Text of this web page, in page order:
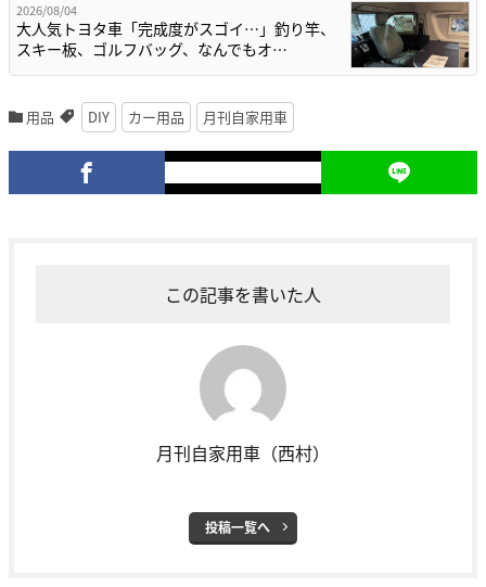
2026/08/04
大人気トヨタ車「完成度がスゴイ…」釣り竿、
スキー板、ゴルフバッグ、なんでもオ…
用品 DIY カー用品 月刊自家用車
この記事を書いた人
月刊自家用車（西村）
投稿一覧へ